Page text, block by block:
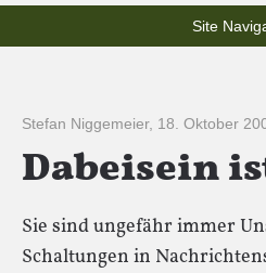
Site
Stefan Niggemeier, 18. Oktober
Dabeisein
Sie sind ungefähr immer
Schaltungen in